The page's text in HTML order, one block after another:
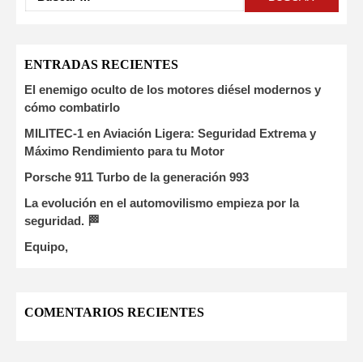
ENTRADAS RECIENTES
El enemigo oculto de los motores diésel modernos y
cómo combatirlo
MILITEC-1 en Aviación Ligera: Seguridad Extrema y
Máximo Rendimiento para tu Motor
Porsche 911 Turbo de la generación 993
La evolución en el automovilismo empieza por la
seguridad. 🏁
Equipo,
COMENTARIOS RECIENTES